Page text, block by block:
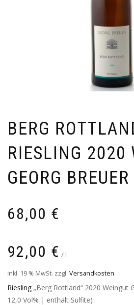
BERG
RIESLING 2020
GEORG BREUER
68,00 €
92,00 € / l
inkl. 19 % MwSt. zzgl. Versandkosten
Riesling „Berg Rottland“ 2020 Weingut
12,0 Vol% | enthält Sulfite)